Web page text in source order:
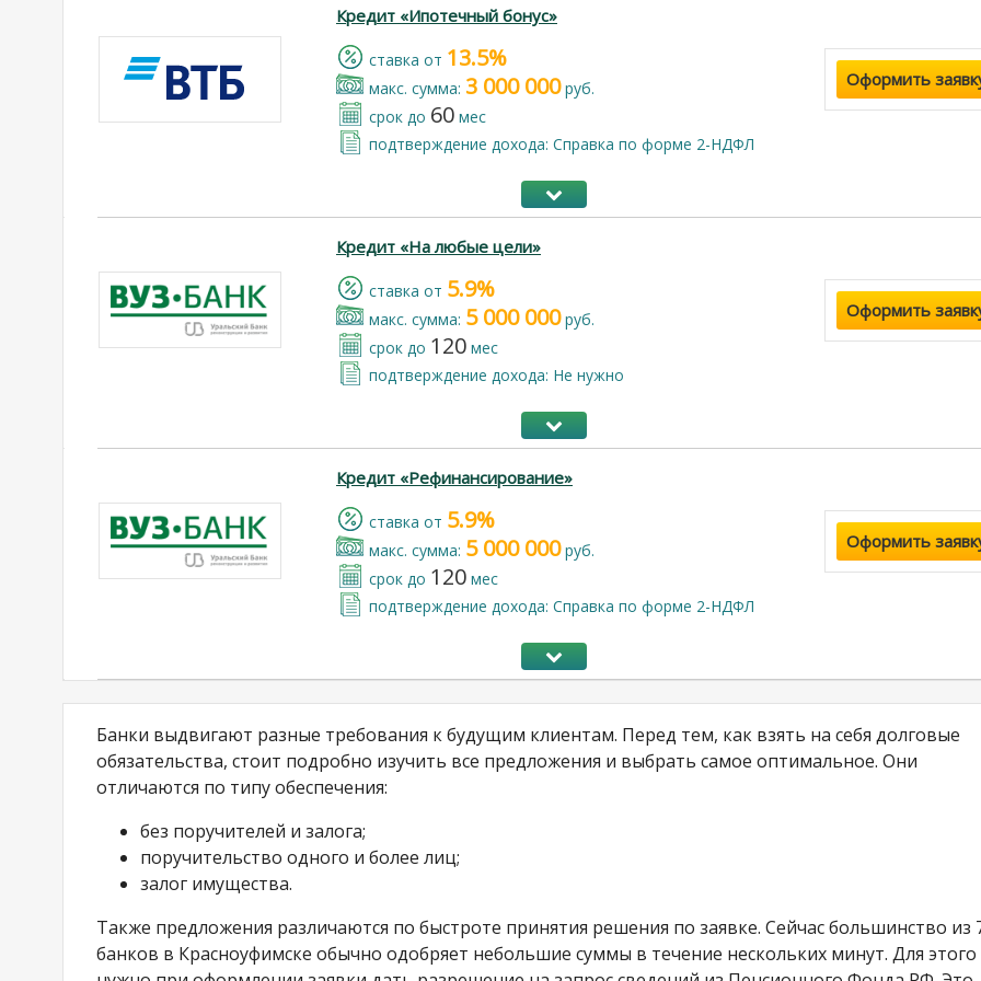
Кредит «Ипотечный бонус»
cтавка от 13.5%
макс. сумма: 3 000 000руб.
срок до 60 мес
подтверждение дохода: Справка по форме 2-НДФЛ
Оформить
Кредит «На любые цели»
cтавка от 5.9%
макс. сумма: 5 000 000руб.
срок до 120 мес
подтверждение дохода: Не нужно
Оформить
Кредит «Рефинансирование»
cтавка от 5.9%
макс. сумма: 5 000 000руб.
срок до 120 мес
подтверждение дохода: Справка по форме 2-НДФЛ
Оформить
Банки выдвигают разные требования к будущим клиентам. Перед тем, как взять на себя долговые
обязательства, стоит подробно изучить все предложения и выбрать самое оптимальное. Они
отличаются по типу обеспечения:
без поручителей и залога;
поручительство одного и более лиц;
залог имущества.
Также предложения различаются по быстроте принятия решения по заявке. Сейчас большинство из
банков в Красноуфимске обычно одобряет небольшие суммы в течение нескольких минут. Для этого